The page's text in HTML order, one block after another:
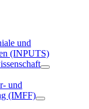
und
(INPUTS)
und
(IMFF)